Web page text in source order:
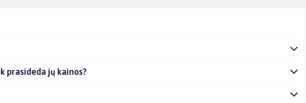
prasideda jų kainos?